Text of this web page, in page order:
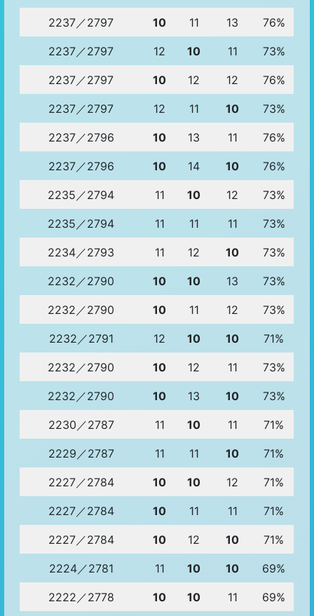
2237／2797 10 11 13 76%
2237／2797 12 10 11 73%
2237／2797 10 12 12 76%
2237／2797 12 11 10 73%
2237／2796 10 13 11 76%
2237／2796 10 14 10 76%
2235／2794 11 10 12 73%
2235／2794 11 11 11 73%
2234／2793 11 12 10 73%
2232／2790 10 10 13 73%
2232／2790 10 11 12 73%
2232／2791 12 10 10 71%
2232／2790 10 12 11 73%
2232／2790 10 13 10 73%
2230／2787 11 10 11 71%
2229／2787 11 11 10 71%
2227／2784 10 10 12 71%
2227／2784 10 11 11 71%
2227／2784 10 12 10 71%
2224／2781 11 10 10 69%
2222／2778 10 10 11 69%